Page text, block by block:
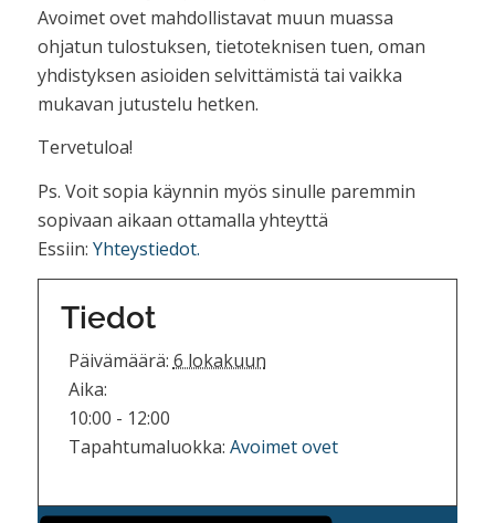
Avoimet ovet mahdollistavat muun muassa
ohjatun tulostuksen, tietoteknisen tuen, oman
yhdistyksen asioiden selvittämistä tai vaikka
mukavan jutustelu hetken.
Tervetuloa!
Ps. Voit sopia käynnin myös sinulle paremmin
sopivaan aikaan ottamalla yhteyttä
Essiin: Yhteystiedot.
Tiedot
Päivämäärä: 6 lokakuun
Aika:
10:00 - 12:00
Tapahtumaluokka: Avoimet ovet